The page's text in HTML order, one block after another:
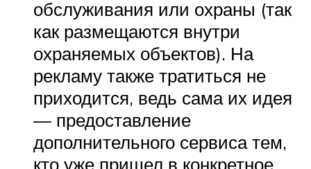
обслуживания или охраны (так
как размещаются внутри
охраняемых объектов). На
рекламу также тратиться не
приходится, ведь сама их идея
— предоставление
дополнительного сервиса тем,
кто уже пришел в конкретное